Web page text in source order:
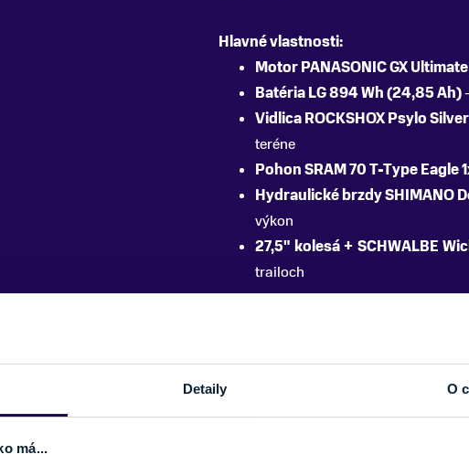
Detaily O
má...
Hlavné vlastnosti:
Motor PANASONIC GX
Batéria LG 894 Wh (24,85 Ah)
Vidlica ROCKSHOX Psylo
teréne
Pohon SRAM 70 T-Type Eagle
Hydraulické brzdy SHIMANO
výkon
27,5" kolesá + SCHWALBE
trailoch
PARAMETRE